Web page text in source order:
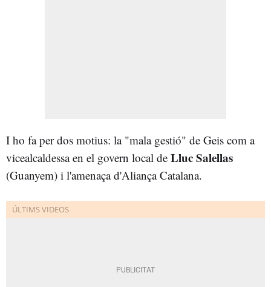
I ho fa per dos motius: la "mala gestió" de Geis com a
vicealcaldessa en el govern local de Lluc Salellas
(Guanyem) i l'amenaça d'Aliança Catalana.